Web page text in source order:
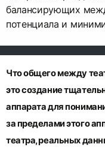
балансирующих
потенциала и
Что общего между
это создание
аппарата для
за пределами этого